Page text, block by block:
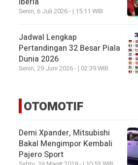
Senin, 6 Juli 2026 - | 15:11 WIB
Jadwal Lengkap
Pertandingan 32 Besar Piala
Dunia 2026
Senin, 29 Juni 2026 - | 02:39 WIB
OTOMOTIF
Demi Xpander, Mitsubishi
Bakal Mengimpor Kembali
Pajero Sport